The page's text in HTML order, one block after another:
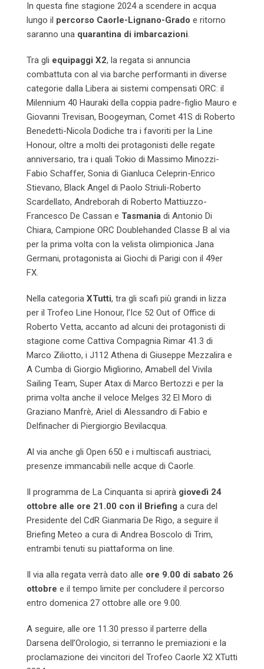
In questa fine stagione 2024 a scendere in acqua
lungo il percorso Caorle-Lignano-Grado e ritorno
saranno una quarantina di imbarcazioni.
Tra gli equipaggi X2, la regata si annuncia
combattuta con al via barche performanti in diverse
categorie dalla Libera ai sistemi compensati ORC: il
Milennium 40 Hauraki della coppia padre-figlio Mauro e
Giovanni Trevisan, Boogeyman, Comet 41S di Roberto
Benedetti-Nicola Dodiche tra i favoriti per la Line
Honour, oltre a molti dei protagonisti delle regate
anniversario, tra i quali Tokio di Massimo Minozzi-
Fabio Schaffer, Sonia di Gianluca Celeprin-Enrico
Stievano, Black Angel di Paolo Striuli-Roberto
Scardellato, Andreborah di Roberto Mattiuzzo-
Francesco De Cassan e Tasmania di Antonio Di
Chiara, Campione ORC Doublehanded Classe B al via
per la prima volta con la velista olimpionica Jana
Germani, protagonista ai Giochi di Parigi con il 49er
FX.
Nella categoria XTutti, tra gli scafi più grandi in lizza
per il Trofeo Line Honour, l’Ice 52 Out of Office di
Roberto Vetta, accanto ad alcuni dei protagonisti di
stagione come Cattiva Compagnia Rimar 41.3 di
Marco Ziliotto, i J112 Athena di Giuseppe Mezzalira e
A Cumba di Giorgio Migliorino, Amabell del Vivila
Sailing Team, Super Atax di Marco Bertozzi e per la
prima volta anche il veloce Melges 32 El Moro di
Graziano Manfrè, Ariel di Alessandro di Fabio e
Delfinacher di Piergiorgio Bevilacqua.
Al via anche gli Open 650 e i multiscafi austriaci,
presenze immancabili nelle acque di Caorle.
Il programma de La Cinquanta si aprirà giovedì 24
ottobre alle ore 21.00 con il Briefing a cura del
Presidente del CdR Gianmaria De Rigo, a seguire il
Briefing Meteo a cura di Andrea Boscolo di Trim,
entrambi tenuti su piattaforma on line.
Il via alla regata verrà dato alle ore 9.00 di sabato 26
ottobre e il tempo limite per concludere il percorso
entro domenica 27 ottobre alle ore 9.00.
A seguire, alle ore 11.30 presso il parterre della
Darsena dell’Orologio, si terranno le premiazioni e la
proclamazione dei vincitori del Trofeo Caorle X2 XTutti